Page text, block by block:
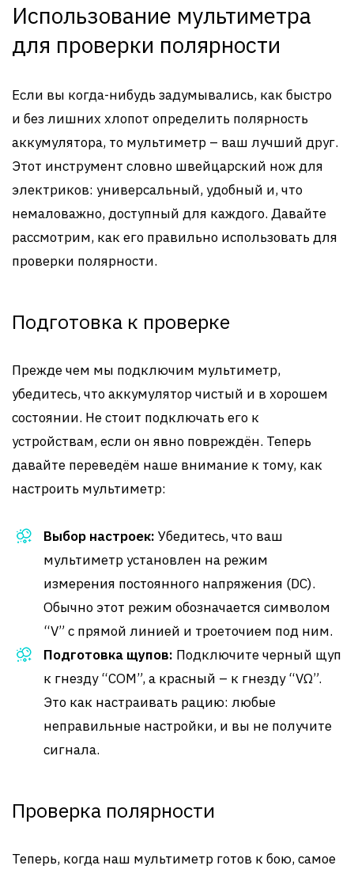
Использование мультиметра
для проверки полярности
Если вы когда-нибудь задумывались, как быстро
и без лишних хлопот определить полярность
аккумулятора, то мультиметр – ваш лучший друг.
Этот инструмент словно швейцарский нож для
электриков: универсальный, удобный и, что
немаловажно, доступный для каждого. Давайте
рассмотрим, как его правильно использовать для
проверки полярности.
Подготовка к проверке
Прежде чем мы подключим мультиметр,
убедитесь, что аккумулятор чистый и в хорошем
состоянии. Не стоит подключать его к
устройствам, если он явно повреждён. Теперь
давайте переведём наше внимание к тому, как
настроить мультиметр:
Выбор настроек: Убедитесь, что ваш
мультиметр установлен на режим
измерения постоянного напряжения (DC).
Обычно этот режим обозначается символом
“V” с прямой линией и троеточием под ним.
Подготовка щупов: Подключите черный щуп
к гнезду “COM”, а красный – к гнезду “VΩ”.
Это как настраивать рацию: любые
неправильные настройки, и вы не получите
сигнала.
Проверка полярности
Теперь, когда наш мультиметр готов к бою, самое